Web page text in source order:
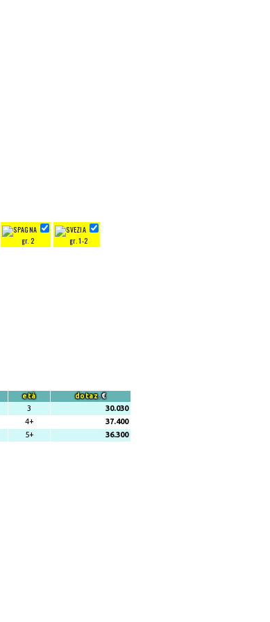
gr. 2 gr. 1-2
età dotaz.€
3
30.030
4+
37.400
5+ 36.300